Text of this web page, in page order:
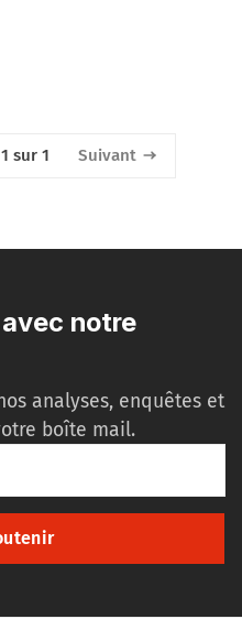
sur 1 Suivant
notre
analyses, enquêtes et
boîte mail.